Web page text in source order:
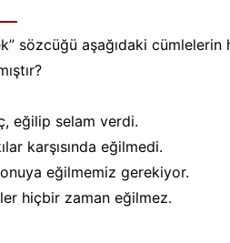
sözcüğü aşağıdaki
eğilip selam verdi.
karşısında eğilmedi.
eğilmemiz gerekiyor.
hiçbir zaman eğilmez.